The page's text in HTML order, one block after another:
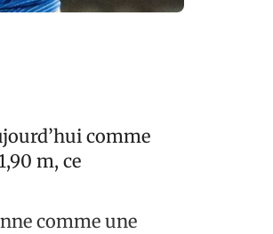
comme
m, ce
comme une